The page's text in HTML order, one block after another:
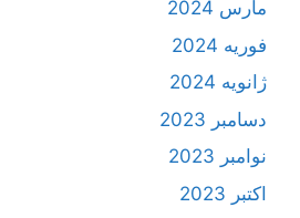
مارس 2024
فوریه 2024
ژانویه 2024
دسامبر 2023
نوامبر 2023
اکتبر 2023